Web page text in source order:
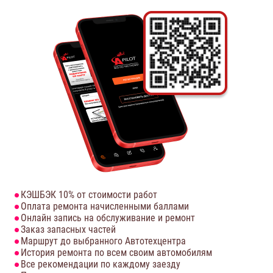
КЭШБЭК 10% от стоимости работ
Оплата ремонта начисленными баллами
Онлайн запись на обслуживание и ремонт
Заказ запасных частей
Маршрут до выбранного Автотехцентра
История ремонта по всем своим автомобилям
Все рекомендации по каждому заезду